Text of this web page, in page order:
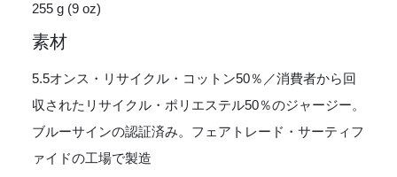
255 g (9 oz)
素材
5.5オンス・リサイクル・コットン50％／消費者から回
収されたリサイクル・ポリエステル50％のジャージー。
ブルーサインの認証済み。フェアトレード・サーティフ
ァイドの工場で製造